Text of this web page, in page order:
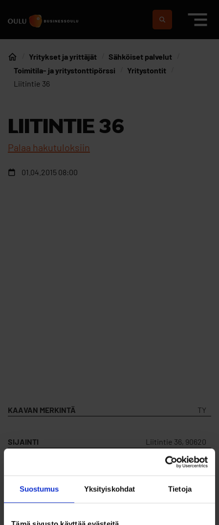
Suostumus Yksityiskohdat Tietoja
Etusivulle
Suomeksi
In english
Etusivu
Yritykset ja yrittäjät
Sähköiset palvelut
Toimitila- ja yritystonttipörssi
Yritystontit
Liitintie 36
LIITINTIE 36
Palaa hakutuloksiin
01.04.2015 08:00
KAAVAN MERKINTÄ TY
SIJAINTI Liitintie 36, 90620
MYYDÄÄN Ei
VUOKRATAAN Kyllä